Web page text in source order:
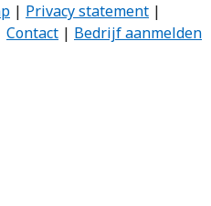
| Privacy statement |
Contact | Bedrijf aanmelden